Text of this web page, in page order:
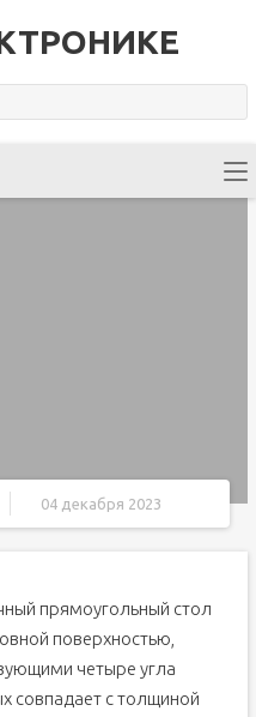
04 декабря 2023
прямоугольный стол
поверхностью,
четыре угла
совпадает с толщиной